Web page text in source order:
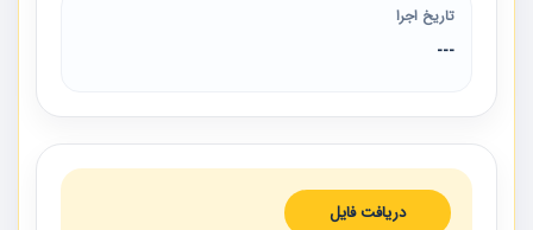
تاریخ اجرا
---
دریافت فایل